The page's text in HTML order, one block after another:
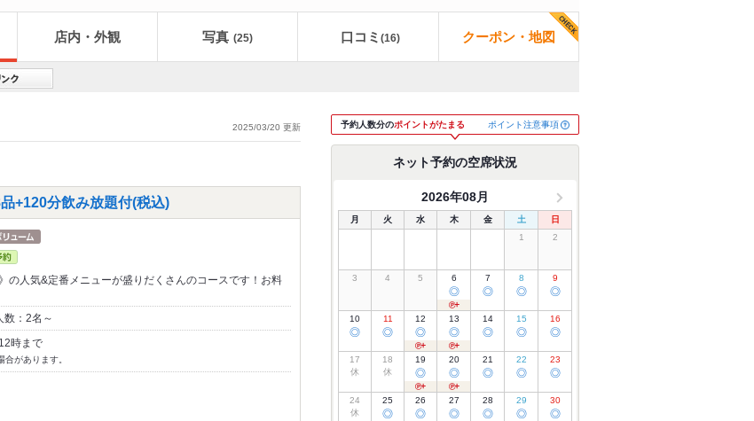
店内・外観 写真 (25) 口コミ (16) クーポン・地図
2025/03/20 更新
+120分飲み放題付(税込)
の人気&定番メニューが盛りだくさんのコースです！お料
数：2名～
時まで
があります。
予約人数分のポイントがたまる ポイント注意事項
ネット予約の空席状況
2026年08月
月 火 水 木 金 土
日
1
2
3 4 5 6
◎
7
◎
8
◎
9
◎
10
◎
11
◎
12
◎
13
◎
14
◎
15
◎
16
◎
17
休
18
休
19
◎
20
◎
21
◎
22
◎
23
◎
24
休
25
◎
26
◎
27
◎
28
◎
29
◎
30
◎